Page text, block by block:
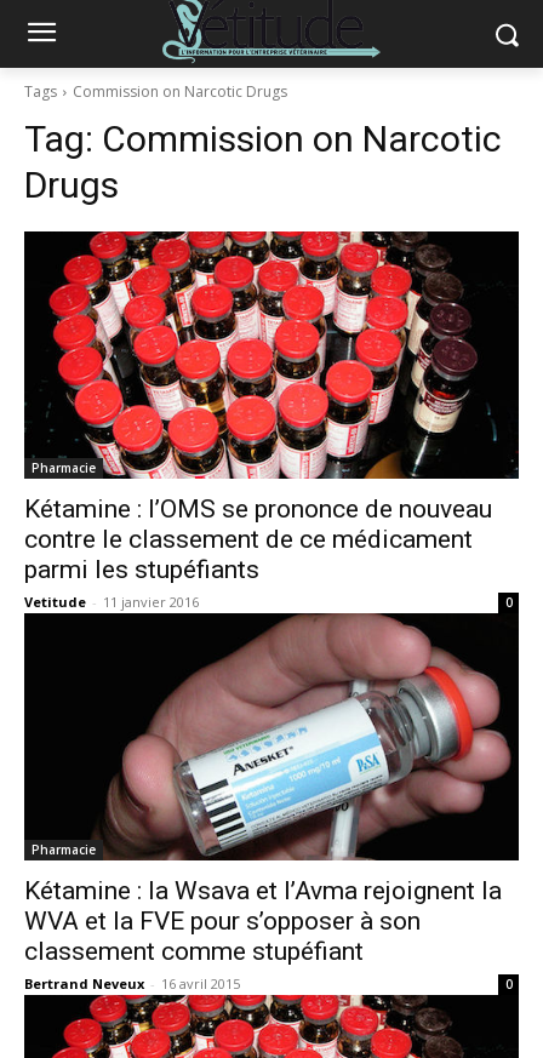
Tags Commission on Narcotic Drugs
Tag: Commission on Narcotic
Drugs
Pharmacie
Kétamine : l’OMS se prononce de nouveau
contre le classement de ce médicament
parmi les stupéfiants
Vetitude - 11 janvier 2016 0
Pharmacie
Kétamine : la Wsava et l’Avma rejoignent la
WVA et la FVE pour s’opposer à son
classement comme stupéfiant
Bertrand Neveux - 16 avril 2015 0